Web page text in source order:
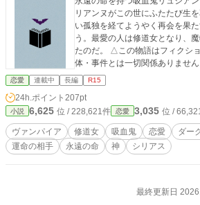
リアンヌがこの世にふたたび生
い孤独を経てようやく再会を果
う。最愛の人は修道女となり、
たのだ。 △この物語はフィクションです。実在の人物・団
体・事件とは一切関係ありません
恋愛 連載中 長編 R15
24h.ポイント 207pt
小説 6,625 位 / 228,621件 恋愛 3,035 位 /
ヴァンパイア 修道女 吸血鬼 恋愛 ダー
運命の相手
永遠の命 神 シリアス
最終更新日